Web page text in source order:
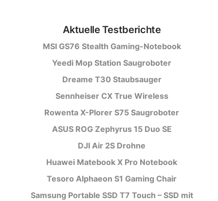
Aktuelle Testberichte
MSI GS76 Stealth Gaming-Notebook
Yeedi Mop Station Saugroboter
Dreame T30 Staubsauger
Sennheiser CX True Wireless
Rowenta X-Plorer S75 Saugroboter
ASUS ROG Zephyrus 15 Duo SE
DJI Air 2S Drohne
Huawei Matebook X Pro Notebook
Tesoro Alphaeon S1 Gaming Chair
Samsung Portable SSD T7 Touch – SSD mit